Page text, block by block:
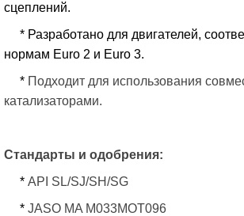
сцеплений.
* Разработано для двигателей,
нормам Euro 2 и Euro 3.
* Подходит для использования
катализаторами.
Стандарты и одобрения:
* API SL/SJ/SH/SG
* JASO MA M033MOT096